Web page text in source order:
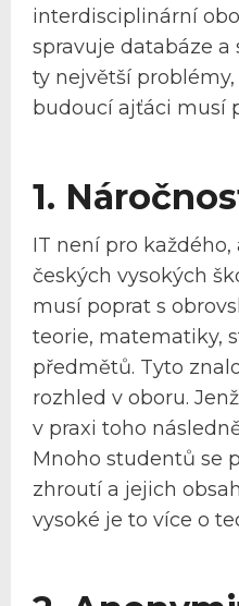
interdisciplinární
spravuje databáze a
ty největší
budoucí ajťáci musí
1.
IT není pro
českých vysokých
musí poprat s
teorie, matematiky,
předmětů. Tyto
rozhled v oboru.
v praxi toho
Mnoho studentů se
zhroutí a jejich
vysoké je to více o